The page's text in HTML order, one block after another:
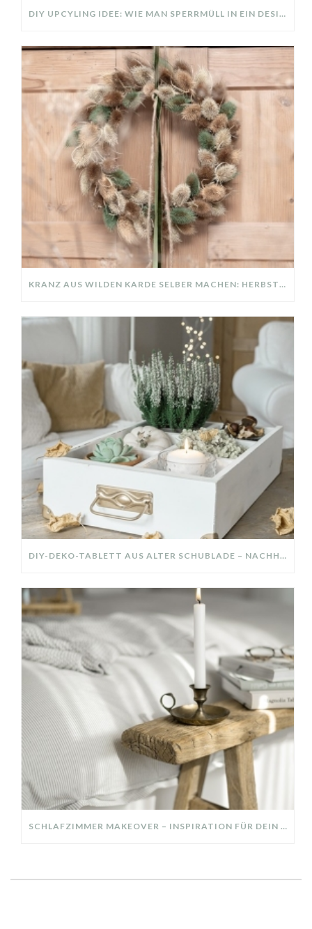
DIY UPCYLING IDEE: WIE MAN SPERRMÜLL IN EIN DESIGNER TEIL VERWANDELT
KRANZ AUS WILDEN KARDE SELBER MACHEN: HERBSTDEKO GANZ EINFACH
DIY-DEKO-TABLETT AUS ALTER SCHUBLADE – NACHHALTIGE HERBSTDEKO SELBER MACHEN!
SCHLAFZIMMER MAKEOVER – INSPIRATION FÜR DEIN SCHLAFZIMMER: AUS ALT MACH NEU – HELL, GEMÜTLICH UND EINLADEND